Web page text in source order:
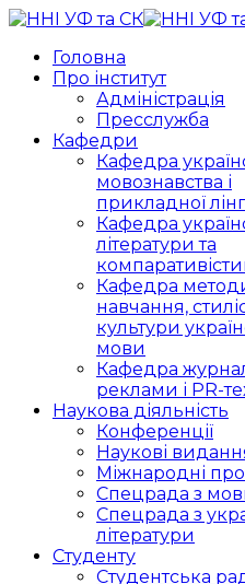
Головна
Про інститут
Адміністрація
Пресслужба
Кафедри
Кафедра
мовознавства і
прикладної
Кафедра
літератури та
Кафедра
навчання,
культури
мови
Кафедра
реклами і PR-
Наукова діяльність
Конференції
Наукові
Міжнародні
Спецрада з
Спецрада з
літератури
Студенту
Студентська